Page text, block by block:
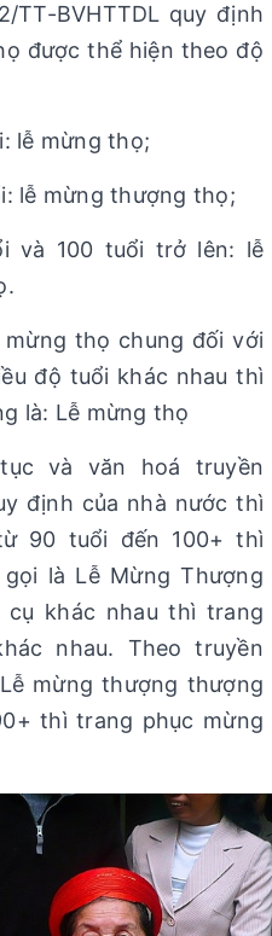
TT-BVHTTDL quy định
được thể hiện theo độ
lễ mừng thọ;
lễ mừng thượng thọ;
và 100 tuổi trở lên: lễ
thọ chung đối với
độ tuổi khác nhau thì
là: Lễ mừng thọ
và văn hoá truyền
định của nhà nước thì
90 tuổi đến 100+ thì
là Lễ Mừng Thượng
khác nhau thì trang
nhau. Theo truyền
mừng thượng thượng
thì trang phục mừng